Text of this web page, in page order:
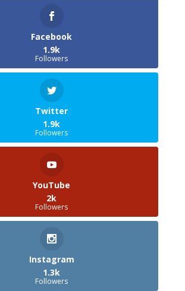
Facebook
1.9k
Followers
Twitter
1.9k
Followers
YouTube
2k
Followers
Instagram
1.3k
Followers